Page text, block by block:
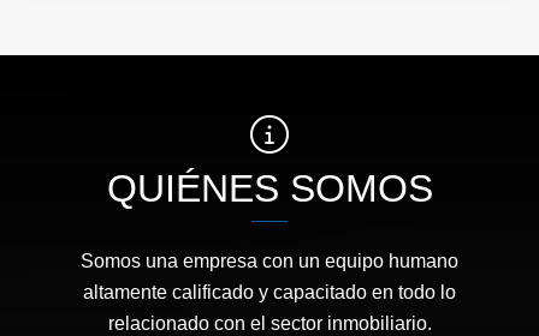
QUIÉNES SOMOS
Somos una empresa con un equipo humano
altamente calificado y capacitado en todo lo
relacionado con el sector inmobiliario.